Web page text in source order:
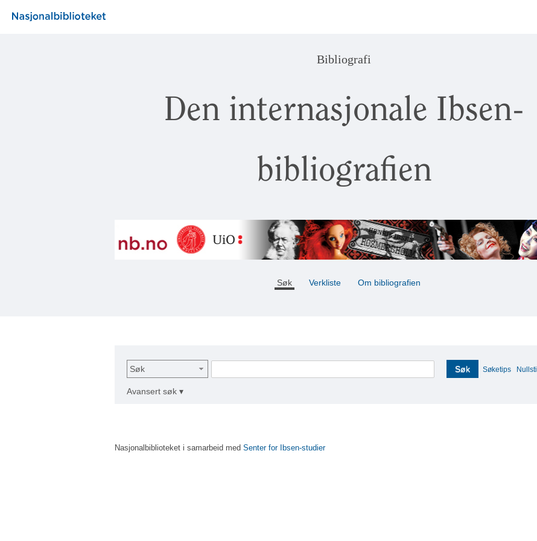
Bibliografi
Den internasjonale Ibsen-
bibliografien
Søk Verkliste Om bibliografien
Søk Søk Søketips Nullstill
Avansert søk ▾
Nasjonalbiblioteket i samarbeid med Senter for Ibsen-studier